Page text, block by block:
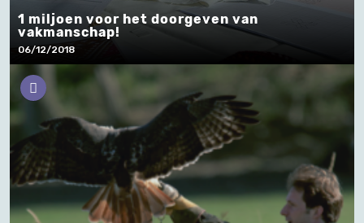
1 miljoen voor het doorgeven van
vakmanschap!
06/12/2018